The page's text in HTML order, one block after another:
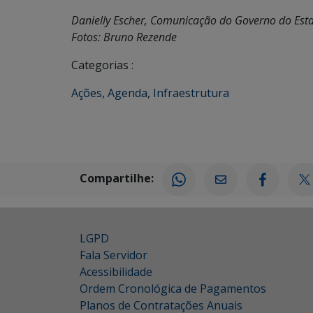
Danielly Escher, Comunicação do Governo do
Fotos: Bruno Rezende
Categorias :
Ações, Agenda, Infraestrutura
Compartilhe:
LGPD
Fala Servidor
Acessibilidade
Ordem Cronológica de Pagamentos
Planos de Contratações Anuais